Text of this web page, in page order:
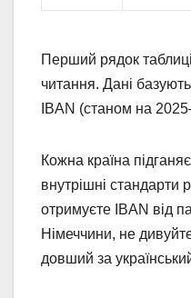
Перший рядок
читання. Дані
IBAN (станом на
Кожна країна
внутрішні стандарти
отримуєте IBAN від
Німеччини, не
довший за